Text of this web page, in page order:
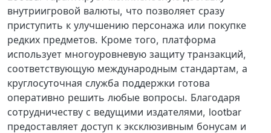
внутриигровой валюты, что позволяет сразу
приступить к улучшению персонажа или покупке
редких предметов. Кроме того, платформа
использует многоуровневую защиту транзакций,
соответствующую международным стандартам, а
круглосуточная служба поддержки готова
оперативно решить любые вопросы. Благодаря
сотрудничеству с ведущими издателями, lootbar
предоставляет доступ к эксклюзивным бонусам и